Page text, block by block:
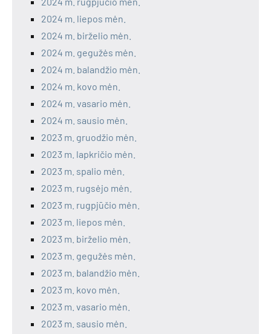
2024 m. liepos mėn.
2024 m. birželio mėn.
2024 m. gegužės mėn.
2024 m. balandžio mėn.
2024 m. kovo mėn.
2024 m. vasario mėn.
2024 m. sausio mėn.
2023 m. gruodžio mėn.
2023 m. lapkričio mėn.
2023 m. spalio mėn.
2023 m. rugsėjo mėn.
2023 m. rugpjūčio mėn.
2023 m. liepos mėn.
2023 m. birželio mėn.
2023 m. gegužės mėn.
2023 m. balandžio mėn.
2023 m. kovo mėn.
2023 m. vasario mėn.
2023 m. sausio mėn.